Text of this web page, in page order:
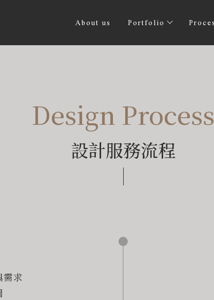
About us Portfolio
Design Process
設計服務流程
需求